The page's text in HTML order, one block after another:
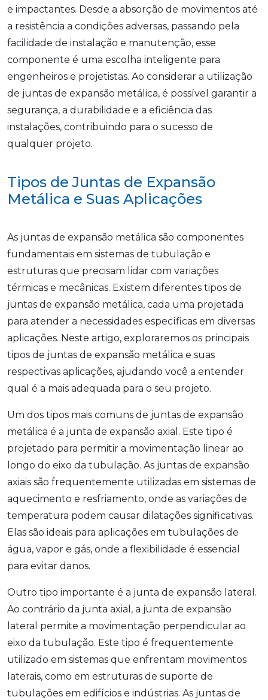
e impactantes. Desde a absorção de movimentos até
a resistência a condições adversas, passando pela
facilidade de instalação e manutenção, esse
componente é uma escolha inteligente para
engenheiros e projetistas. Ao considerar a utilização
de juntas de expansão metálica, é possível garantir a
segurança, a durabilidade e a eficiência das
instalações, contribuindo para o sucesso de
qualquer projeto.
Tipos de Juntas de Expansão
Metálica e Suas Aplicações
As juntas de expansão metálica são componentes
fundamentais em sistemas de tubulação e
estruturas que precisam lidar com variações
térmicas e mecânicas. Existem diferentes tipos de
juntas de expansão metálica, cada uma projetada
para atender a necessidades específicas em diversas
aplicações. Neste artigo, exploraremos os principais
tipos de juntas de expansão metálica e suas
respectivas aplicações, ajudando você a entender
qual é a mais adequada para o seu projeto.
Um dos tipos mais comuns de juntas de expansão
metálica é a junta de expansão axial. Este tipo é
projetado para permitir a movimentação linear ao
longo do eixo da tubulação. As juntas de expansão
axiais são frequentemente utilizadas em sistemas de
aquecimento e resfriamento, onde as variações de
temperatura podem causar dilatações significativas.
Elas são ideais para aplicações em tubulações de
água, vapor e gás, onde a flexibilidade é essencial
para evitar danos.
Outro tipo importante é a junta de expansão lateral.
Ao contrário da junta axial, a junta de expansão
lateral permite a movimentação perpendicular ao
eixo da tubulação. Este tipo é frequentemente
utilizado em sistemas que enfrentam movimentos
laterais, como em estruturas de suporte de
tubulações em edifícios e indústrias. As juntas de